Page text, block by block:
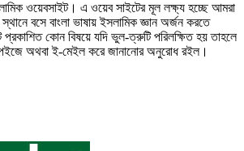
ওয়েবসাইট। এ ওয়েব সাইটের মূল লক্ষ্য হচ্ছে আমরা
বসে বাংলা ভাষায় ইসলামিক জ্ঞান অর্জন করতে
প্রকাশিত কোন বিষয়ে যদি ভুল-ত্রুটি পরিলক্ষিত হয় তাহলে
অথবা ই-মেইল করে জানানোর অনুরোধ রইল।